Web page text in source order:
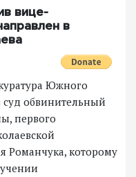
вице-
в
Южного
обвинительный
первого
Романчука, которому